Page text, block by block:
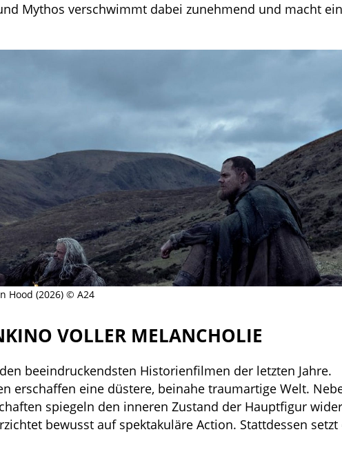
Mythos verschwimmt dabei zunehmend und macht
Hood (2026) © A24
VOLLER MELANCHOLIE
beeindruckendsten Historienfilmen der letzten Jahre.
erschaffen eine düstere, beinahe traumartige Welt.
spiegeln den inneren Zustand der Hauptfigur
bewusst auf spektakuläre Action. Stattdessen setzt